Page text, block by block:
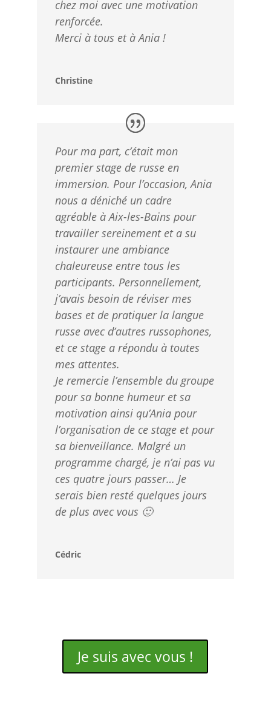
chez moi avec une motivation
renforcée.
Merci à tous et à Ania !
Christine
Pour ma part, c’était mon
premier stage de russe en
immersion. Pour l’occasion, Ania
nous a déniché un cadre
agréable à Aix-les-Bains pour
travailler sereinement et a su
instaurer une ambiance
chaleureuse entre tous les
participants. Personnellement,
j’avais besoin de réviser mes
bases et de pratiquer la langue
russe avec d’autres russophones,
et ce stage a répondu à toutes
mes attentes.
Je remercie l’ensemble du groupe
pour sa bonne humeur et sa
motivation ainsi qu’Ania pour
l’organisation de ce stage et pour
sa bienveillance. Malgré un
programme chargé, je n’ai pas vu
ces quatre jours passer… Je
serais bien resté quelques jours
de plus avec vous 🙂
Cédric
Je suis avec vous !